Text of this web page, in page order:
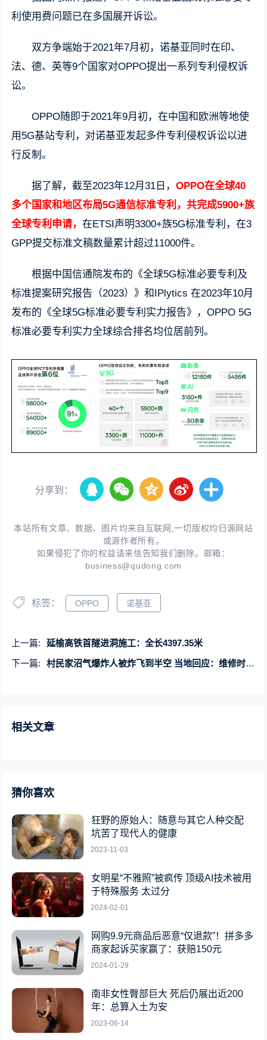
利使用费问题已在多国展开诉讼。
双方争端始于2021年7月初，诺基亚同时在印、
法、德、英等9个国家对OPPO提出一系列专利侵权诉
讼。
OPPO随即于2021年9月初，在中国和欧洲等地使
用5G基站专利，对诺基亚发起多件专利侵权诉讼以进
行反制。
据了解，截至2023年12月31日，OPPO在全球40
多个国家和地区布局5G通信标准专利，共完成5900+族
全球专利申请，在ETSI声明3300+族5G标准专利，在3
GPP提交标准文稿数量累计超过11000件。
根据中国信通院发布的《全球5G标准必要专利及
标准提案研究报告（2023）》和IPlytics 在2023年10月
发布的《全球5G标准必要专利实力报告》，OPPO 5G
标准必要专利实力全球综合排名均位居前列。
分享到：
本站所有文章、数据、图片均来自互联网,一切版权均归源网站
或源作者所有。
如果侵犯了你的权益请来信告知我们删除。邮箱：
business@qudong.com
标签： OPPO 诺基亚
上一篇:
延榆高铁首隧进洞施工：全长4397.35米
下一篇:
村民家沼气爆炸人被炸飞到半空 当地回应：维修时出意外、人无大碍
相关文章
猜你喜欢
狂野的原始人：随意与其它人种交配
坑苦了现代人的健康
2023-11-03
女明星“不雅照”被疯传 顶级AI技术被用
于特殊服务 太过分
2024-02-01
网购9.9元商品后恶意“仅退款”！拼多多
商家起诉买家赢了：获赔150元
2024-01-29
南非女性臀部巨大 死后仍展出近200
年：总算入土为安
2023-06-14